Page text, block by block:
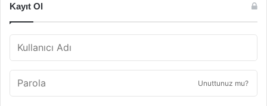
Kayıt Ol
Unuttunuz mu?